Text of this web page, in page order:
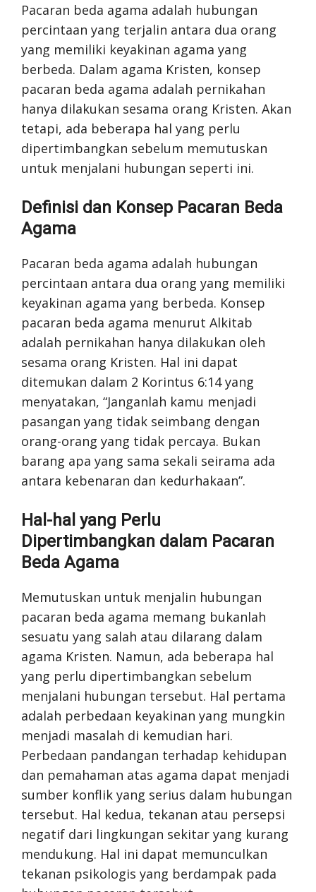
Pacaran beda agama adalah hubungan
percintaan yang terjalin antara dua orang
yang memiliki keyakinan agama yang
berbeda. Dalam agama Kristen, konsep
pacaran beda agama adalah pernikahan
hanya dilakukan sesama orang Kristen. Akan
tetapi, ada beberapa hal yang perlu
dipertimbangkan sebelum memutuskan
untuk menjalani hubungan seperti ini.
Definisi dan Konsep Pacaran Beda
Agama
Pacaran beda agama adalah hubungan
percintaan antara dua orang yang memiliki
keyakinan agama yang berbeda. Konsep
pacaran beda agama menurut Alkitab
adalah pernikahan hanya dilakukan oleh
sesama orang Kristen. Hal ini dapat
ditemukan dalam 2 Korintus 6:14 yang
menyatakan, “Janganlah kamu menjadi
pasangan yang tidak seimbang dengan
orang-orang yang tidak percaya. Bukan
barang apa yang sama sekali seirama ada
antara kebenaran dan kedurhakaan”.
Hal-hal yang Perlu
Dipertimbangkan dalam Pacaran
Beda Agama
Memutuskan untuk menjalin hubungan
pacaran beda agama memang bukanlah
sesuatu yang salah atau dilarang dalam
agama Kristen. Namun, ada beberapa hal
yang perlu dipertimbangkan sebelum
menjalani hubungan tersebut. Hal pertama
adalah perbedaan keyakinan yang mungkin
menjadi masalah di kemudian hari.
Perbedaan pandangan terhadap kehidupan
dan pemahaman atas agama dapat menjadi
sumber konflik yang serius dalam hubungan
tersebut. Hal kedua, tekanan atau persepsi
negatif dari lingkungan sekitar yang kurang
mendukung. Hal ini dapat memunculkan
tekanan psikologis yang berdampak pada